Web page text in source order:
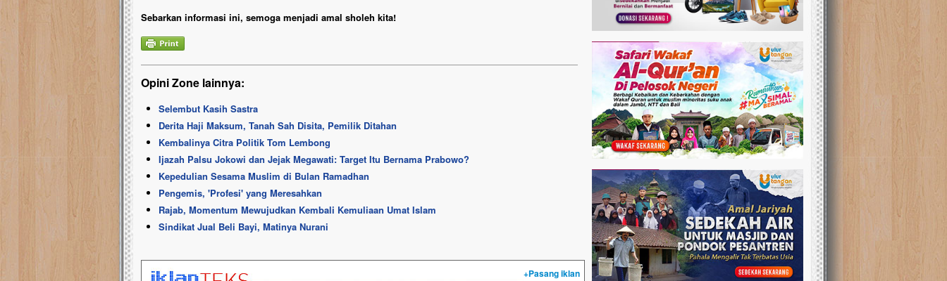
Sebarkan informasi ini, semoga menjadi amal sholeh kita!
Opini Zone lainnya:
Selembut Kasih Sastra
Derita Haji Maksum, Tanah Sah Disita, Pemilik Ditahan
Kembalinya Citra Politik Tom Lembong
Ijazah Palsu Jokowi dan Jejak Megawati: Target Itu Bernama Prabowo?
Kepedulian Sesama Muslim di Bulan Ramadhan
Pengemis, 'Profesi' yang Meresahkan
Rajab, Momentum Mewujudkan Kembali Kemuliaan Umat Islam
Sindikat Jual Beli Bayi, Matinya Nurani
+Pasang iklan